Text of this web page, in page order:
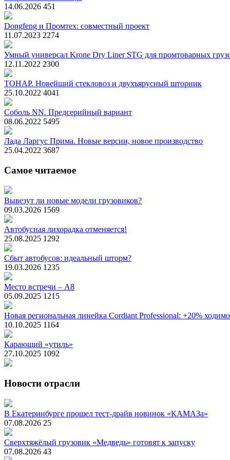
14.06.2026 451
Dongfeng и Промтех: совместный проект
11.07.2023 2274
Умный универсал Krone Dry Liner STG для промтоварных
12.11.2022 2300
ТОНАР. Новейший стекловоз и двухъярусный шторник
25.10.2022 4041
Соболь NN. Предсерийный вариант
08.06.2022 5495
Лада Ларгус Прима. Новые версии, новое производство
25.04.2022 3687
Самое читаемое
Вывезут ли новые модели грузовиков?
09.03.2026 1569
Автобусная лихорадка отменяется!
25.08.2025 1292
Сбыт автобусов: идеальный шторм?
19.03.2026 1235
Место встречи – А8
05.09.2025 1215
Новая региональная линейка Cordiant Professional: +20%
10.10.2025 1164
Карающий «утиль»
27.10.2025 1092
Новости отрасли
В Екатеринбурге прошел тест-драйв новинок «КАМАЗа»
07.08.2026 25
Сверхтяжёлый грузовик «Медведь» готовят к запуску
07.08.2026 43